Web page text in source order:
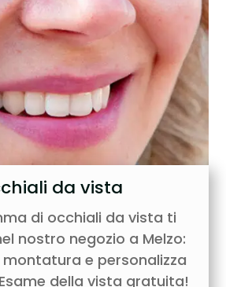
da vista
di occhiali da vista ti
nostro negozio a Melzo:
e personalizza
della vista gratuita!